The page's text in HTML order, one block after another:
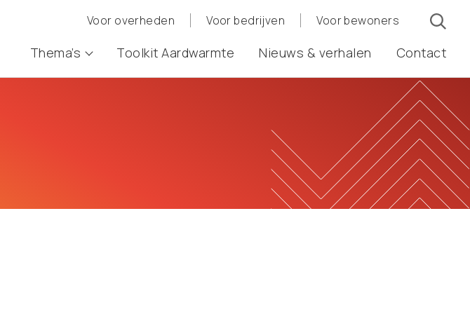
Voor overheden Voor bedrijven Voor bewoners
Thema’s Toolkit Aardwarmte Nieuws & verhalen Contact